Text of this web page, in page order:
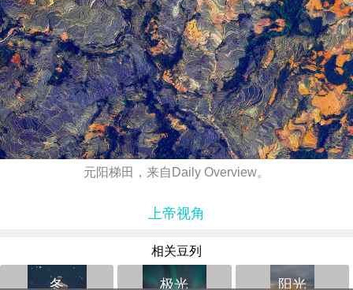
元阳梯田，来自Daily Overview。
上帝视角
相关豆列
冬 极光 阳光